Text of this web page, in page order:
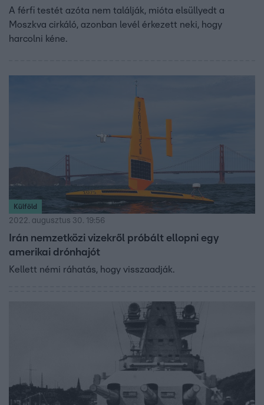
A férfi testét azóta nem találják, mióta elsüllyedt a
Moszkva cirkáló, azonban levél érkezett neki, hogy
harcolni kéne.
Külföld
2022. augusztus 30. 19:56
Irán nemzetközi vizekről próbált ellopni egy
amerikai drónhajót
Kellett némi ráhatás, hogy visszaadják.